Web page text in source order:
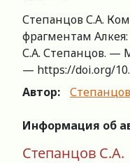
Степанцов С.А.
фрагментам
С.А. Степанцов. —
— https://doi.org/
Автор:
Информация об
Степанцов С.А.